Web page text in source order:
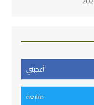
أعجبني
متابعة